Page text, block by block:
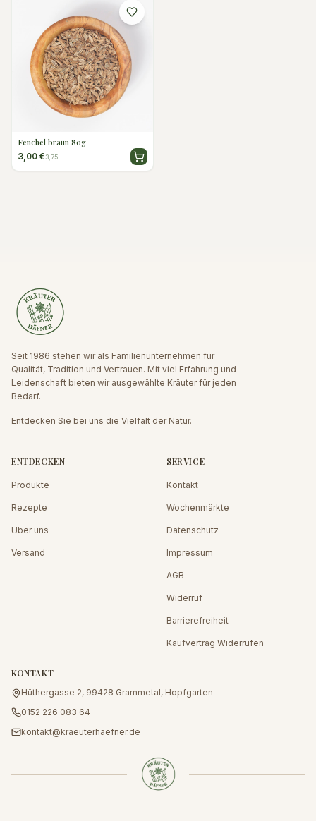
Fenchel braun 80g
3,00 €3,75
Seit 1986 stehen wir als Familienunternehmen für
Qualität, Tradition und Vertrauen. Mit viel Erfahrung und
Leidenschaft bieten wir ausgewählte Kräuter für jeden
Bedarf.
Entdecken Sie bei uns die Vielfalt der Natur.
ENTDECKEN
Produkte
Rezepte
Über uns
Versand
SERVICE
Kontakt
Wochenmärkte
Datenschutz
Impressum
AGB
Widerruf
Barrierefreiheit
Kaufvertrag Widerrufen
KONTAKT
Hüthergasse 2, 99428 Grammetal, Hopfgarten
0152 226 083 64
kontakt@kraeuterhaefner.de